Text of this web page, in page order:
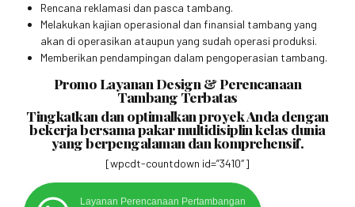
Rencana reklamasi dan pasca tambang.
Melakukan kajian operasional dan finansial tambang yang
akan di operasikan ataupun yang sudah operasi produksi.
Memberikan pendampingan dalam pengoperasian tambang.
Promo Layanan Design & Perencanaan
Tambang Terbatas
Tingkatkan dan optimalkan proyek Anda dengan
bekerja bersama pakar multidisiplin kelas dunia
yang berpengalaman dan komprehensif.
[wpcdt-countdown id=”3410″]
Layanan Perencanaan Pertambangan